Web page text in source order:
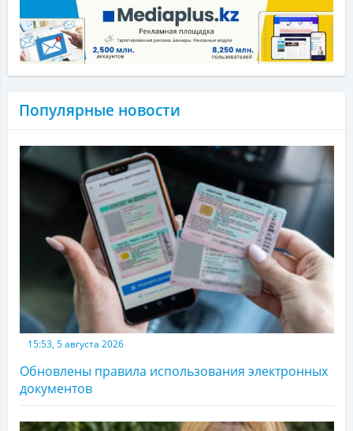
Популярные новости
15:53, 5 августа 2026
Обновлены правила использования электронных
документов